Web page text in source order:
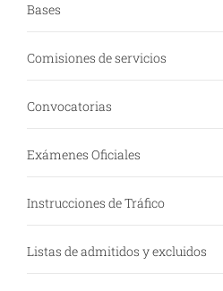
Bases
Comisiones de servicios
Convocatorias
Exámenes Oficiales
Instrucciones de Tráfico
Listas de admitidos y excluidos